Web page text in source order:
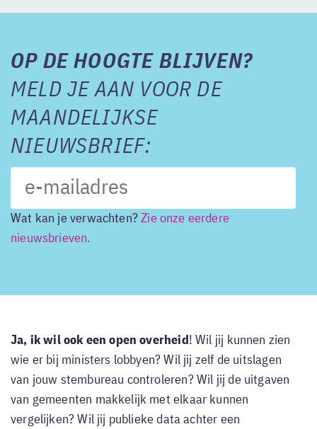
OP DE HOOGTE BLIJVEN?
MELD JE AAN VOOR DE
MAANDELIJKSE
NIEUWSBRIEF:
Wat kan je verwachten?Zie onze eerdere
nieuwsbrieven.
Ja, ik wil ook een open overheid ! Wil jij kunnen zien
wie er bij ministers lobbyen? Wil jij zelf de uitslagen
van jouw stembureau controleren? Wil jij de uitgaven
van gemeenten makkelijk met elkaar kunnen
vergelijken? Wil jij publieke data achter een